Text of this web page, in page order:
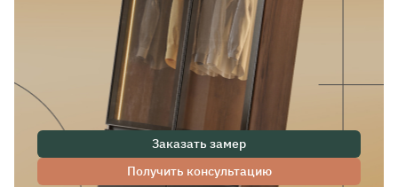
Заказать замер
Получить консультацию